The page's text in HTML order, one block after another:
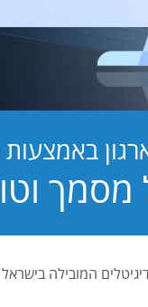
באמצעות